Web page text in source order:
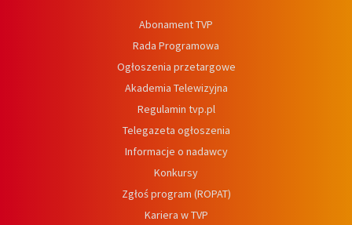
Abonament TVP
Rada Programowa
Ogłoszenia przetargowe
Akademia Telewizyjna
Regulamin tvp.pl
Telegazeta ogłoszenia
Informacje o nadawcy
Konkursy
Zgłoś program (ROPAT)
Kariera w TVP